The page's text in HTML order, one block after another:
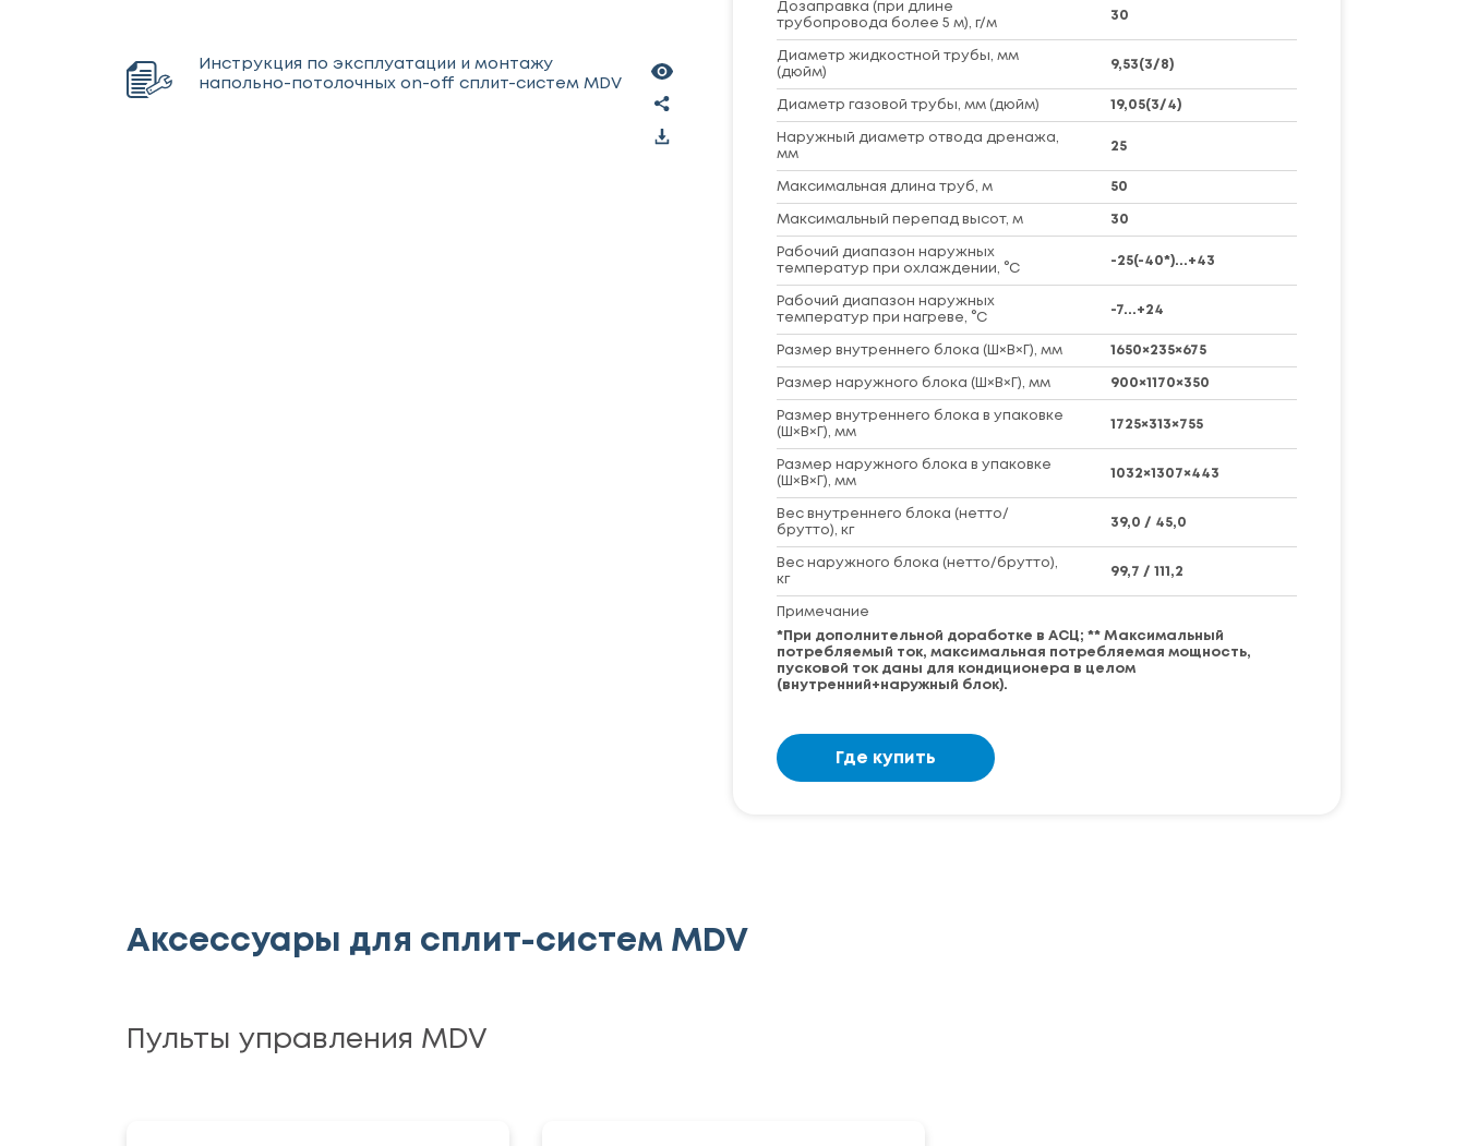
Дозаправка (при длине
трубопровода более 5 м), г/м
30
Диаметр жидкостной трубы, мм
(дюйм)
9,53(3/8)
Диаметр газовой трубы, мм (дюйм) 19,05(3/4)
Наружный диаметр отвода дренажа,
мм
25
Максимальная длина труб, м 50
Максимальный перепад высот, м 30
Рабочий диапазон наружных
температур при охлаждении, °C
-25(-40*)...+43
Рабочий диапазон наружных
температур при нагреве, °C
-7...+24
Размер внутреннего блока (Ш×В×Г), мм 1650×235×675
Размер наружного блока (Ш×В×Г), мм 900×1170×350
Размер внутреннего блока в упаковке
(Ш×В×Г), мм
1725×313×755
Размер наружного блока в упаковке
(Ш×В×Г), мм
1032×1307×443
Вес внутреннего блока (нетто/
брутто), кг
39,0 / 45,0
Вес наружного блока (нетто/брутто),
кг
99,7 / 111,2
Примечание
*При дополнительной доработке в АСЦ; ** Максимальный
потребляемый ток, максимальная потребляемая мощность,
пусковой ток даны для кондиционера в целом
(внутренний+наружный блок).
Где купить
Инструкция по эксплуатации и монтажу
напольно-потолочных on-off сплит-систем MDV
Аксессуары для сплит-систем MDV
Пульты управления MDV